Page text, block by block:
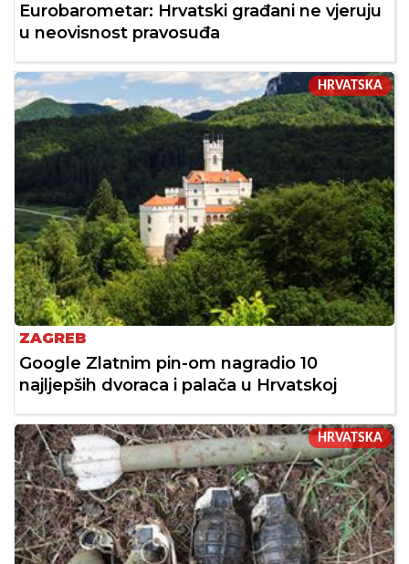
Eurobarometar: Hrvatski građani ne vjeruju
u neovisnost pravosuđa
HRVATSKA
ZAGREB
Google Zlatnim pin-om nagradio 10
najljepših dvoraca i palača u Hrvatskoj
HRVATSKA